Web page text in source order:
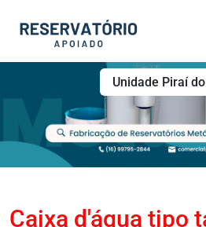
Unidade Piraí
Caixa d'água tipo